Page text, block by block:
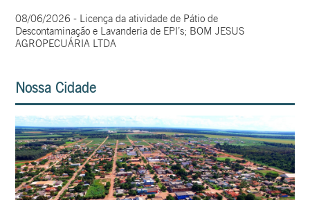
08/06/2026 - Licença da atividade de Pátio de
Descontaminação e Lavanderia de EPI’s; BOM JESUS
AGROPECUÁRIA LTDA
Nossa Cidade